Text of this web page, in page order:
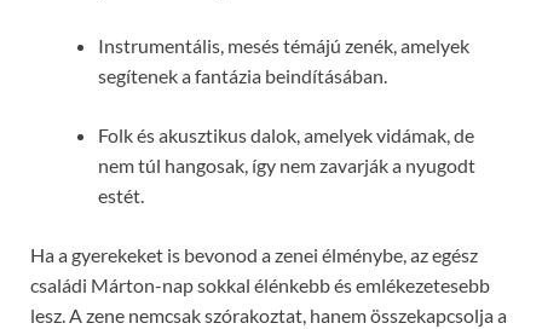
Instrumentális, mesés témájú zenék, amelyek
segítenek a fantázia beindításában.
Folk és akusztikus dalok, amelyek vidámak, de
nem túl hangosak, így nem zavarják a nyugodt
estét.
Ha a gyerekeket is bevonod a zenei élménybe, az egész
családi Márton-nap sokkal élénkebb és emlékezetesebb
lesz. A zene nemcsak szórakoztat, hanem összekapcsolja a